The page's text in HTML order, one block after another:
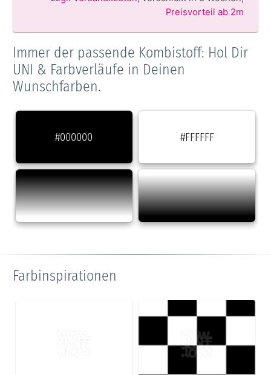
Preisvorteil ab 2m
Immer der passende Kombistoff: Hol Dir
UNI & Farbverläufe in Deinen
Wunschfarben.
#000000 #FFFFFF
Farbinspirationen